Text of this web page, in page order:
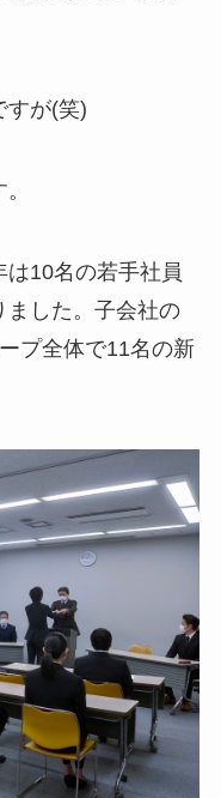
すが(笑)
10名の若手社員
ました。子会社の
プ全体で11名の新